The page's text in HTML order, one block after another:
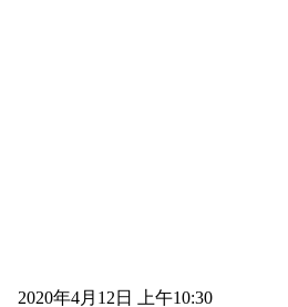
2020年4月12日 上午10:30